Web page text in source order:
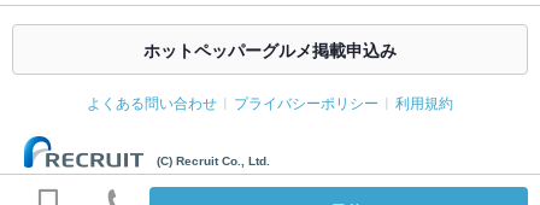
ホットペッパーグルメ掲載申込み
よくある問い合わせ プライバシーポリシー 利用規約
(C) Recruit Co., Ltd.